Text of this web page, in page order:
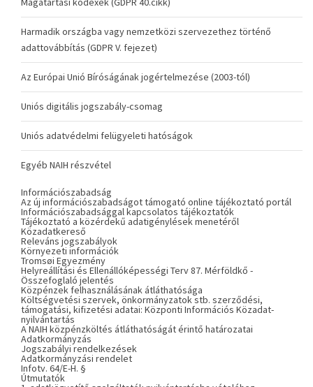
Harmadik országba vagy nemzetközi szervezethez történő
adattovábbítás (GDPR V. fejezet)
Az Európai Unió Bíróságának jogértelmezése (2003-tól)
Uniós digitális jogszabály-csomag
Uniós adatvédelmi felügyeleti hatóságok
Egyéb NAIH részvétel
Információszabadság
Az új információszabadságot támogató online tájékoztató portál
Információszabadsággal kapcsolatos tájékoztatók
Tájékoztató a közérdekű adatigénylések menetéről
Közadatkereső
Releváns jogszabályok
Környezeti információk
Tromsøi Egyezmény
Helyreállítási és Ellenállóképességi Terv 87. Mérföldkő -
Összefoglaló jelentés
Közpénzek felhasználásának átláthatósága
Költségvetési szervek, önkormányzatok stb. szerződési,
támogatási, kifizetési adatai: Központi Információs Közadat-
nyilvántartás
A NAIH közpénzköltés átláthatóságát érintő határozatai
Adatkormányzás
Jogszabályi rendelkezések
Adatkormányzási rendelet
Infotv. 64/E-H. §
Útmutatók